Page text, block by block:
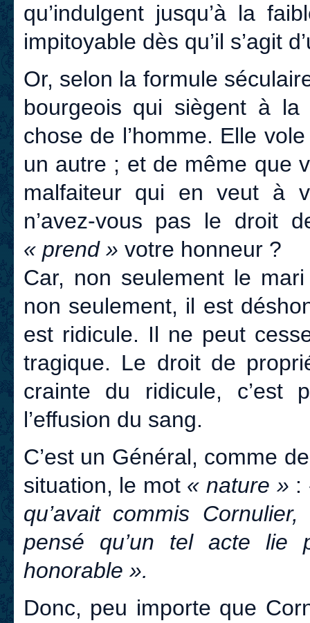
qu’indulgent jusqu’à la
impitoyable dès qu’il s’agit
Or, selon la formule
bourgeois qui siègent à
chose de l’homme. Elle
un autre ; et de même que
malfaiteur qui en veut à
n’avez-vous pas le droit
« prend » votre honneur ?
Car, non seulement le
non seulement, il est
est ridicule. Il ne peut
tragique. Le droit de
crainte du ridicule, c’est
l’effusion du sang.
C’est un Général, comme
situation, le mot « nature » :
qu’avait commis
pensé qu’un tel acte lie
honorable ».
Donc, peu importe que